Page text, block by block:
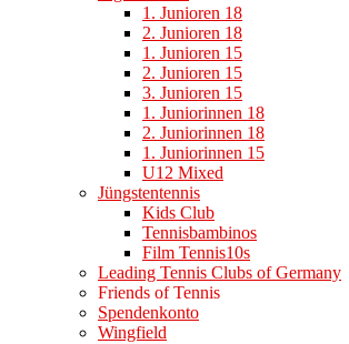
1. Junioren 18
2. Junioren 18
1. Junioren 15
2. Junioren 15
3. Junioren 15
1. Juniorinnen 18
2. Juniorinnen 18
1. Juniorinnen 15
U12 Mixed
Jüngstentennis
Kids Club
Tennisbambinos
Film Tennis10s
Leading Tennis Clubs of Germany
Friends of Tennis
Spendenkonto
Wingfield